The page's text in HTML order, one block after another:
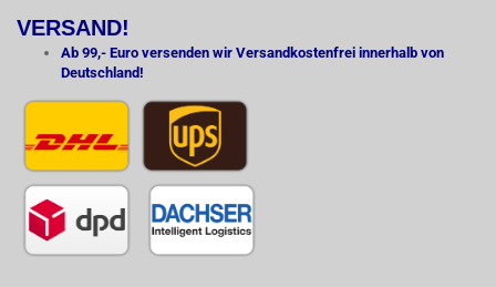
VERSAND!
Ab 99,- Euro versenden wir Versandkostenfrei innerhalb von
Deutschland!